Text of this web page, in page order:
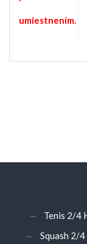
umiestnením.
Tenis 2/4
Squash 2/4